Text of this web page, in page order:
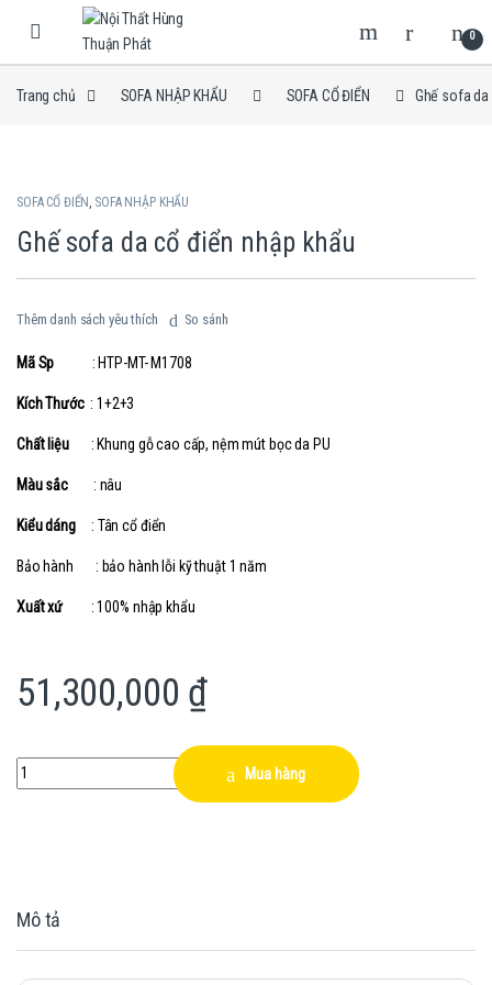
Skip to navigation
Skip to content
0
Trang chủ SOFA NHẬP KHẨU SOFA CỔ ĐIỂN Ghế sofa
SOFA CỔ ĐIỂN , SOFA NHẬP KHẨU
Ghế sofa da cổ điển nhập khẩu
Thêm danh sách yêu thích So sánh
Mã Sp : HTP-MT- M1708
Kích Thước : 1+2+3
Chất liệu : Khung gỗ cao cấp, nệm mút bọc da PU
Màu sắc : nâu
Kiểu dáng : Tân cổ điển
Bảo hành : bảo hành lỗi kỹ thuật 1 năm
Xuất xứ : 100% nhập khẩu
51,300,000 ₫
Quantity Mua hàng
Mô tả